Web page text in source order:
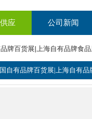
应 公司新闻
牌百货展|上海自有品牌食品
自有品牌百货展|上海自有